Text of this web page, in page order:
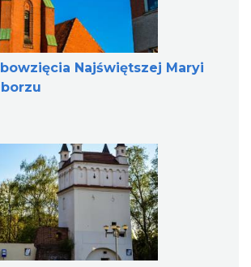
Najświętszej Maryi